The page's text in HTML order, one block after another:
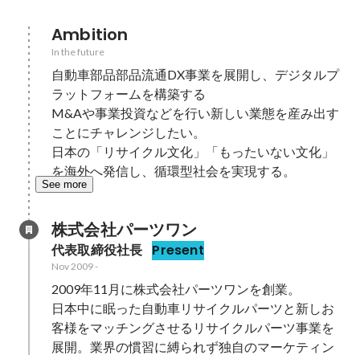
Ambition
In the future
自動車部品部品流通DX事業を展開し、デジタルプ
ラットフォームを構築する
M&Aや事業投資などを行い新しい業態を産み出す
ことにチャレンジしたい。
日本の「リサイクル文化」「もったいない文化」
を海外へ発信し、循環型社会を実現する。
See more
株式会社パーツワン
代表取締役社長 Present
Nov 2009-
2009年11月に株式会社パーツワンを創業。
日本中に眠った自動車リサイクルパーツと新しお
客様をマッチングさせるリサイクルパーツ事業を
展開。業界の慣習に縛られず独自のマーケティン